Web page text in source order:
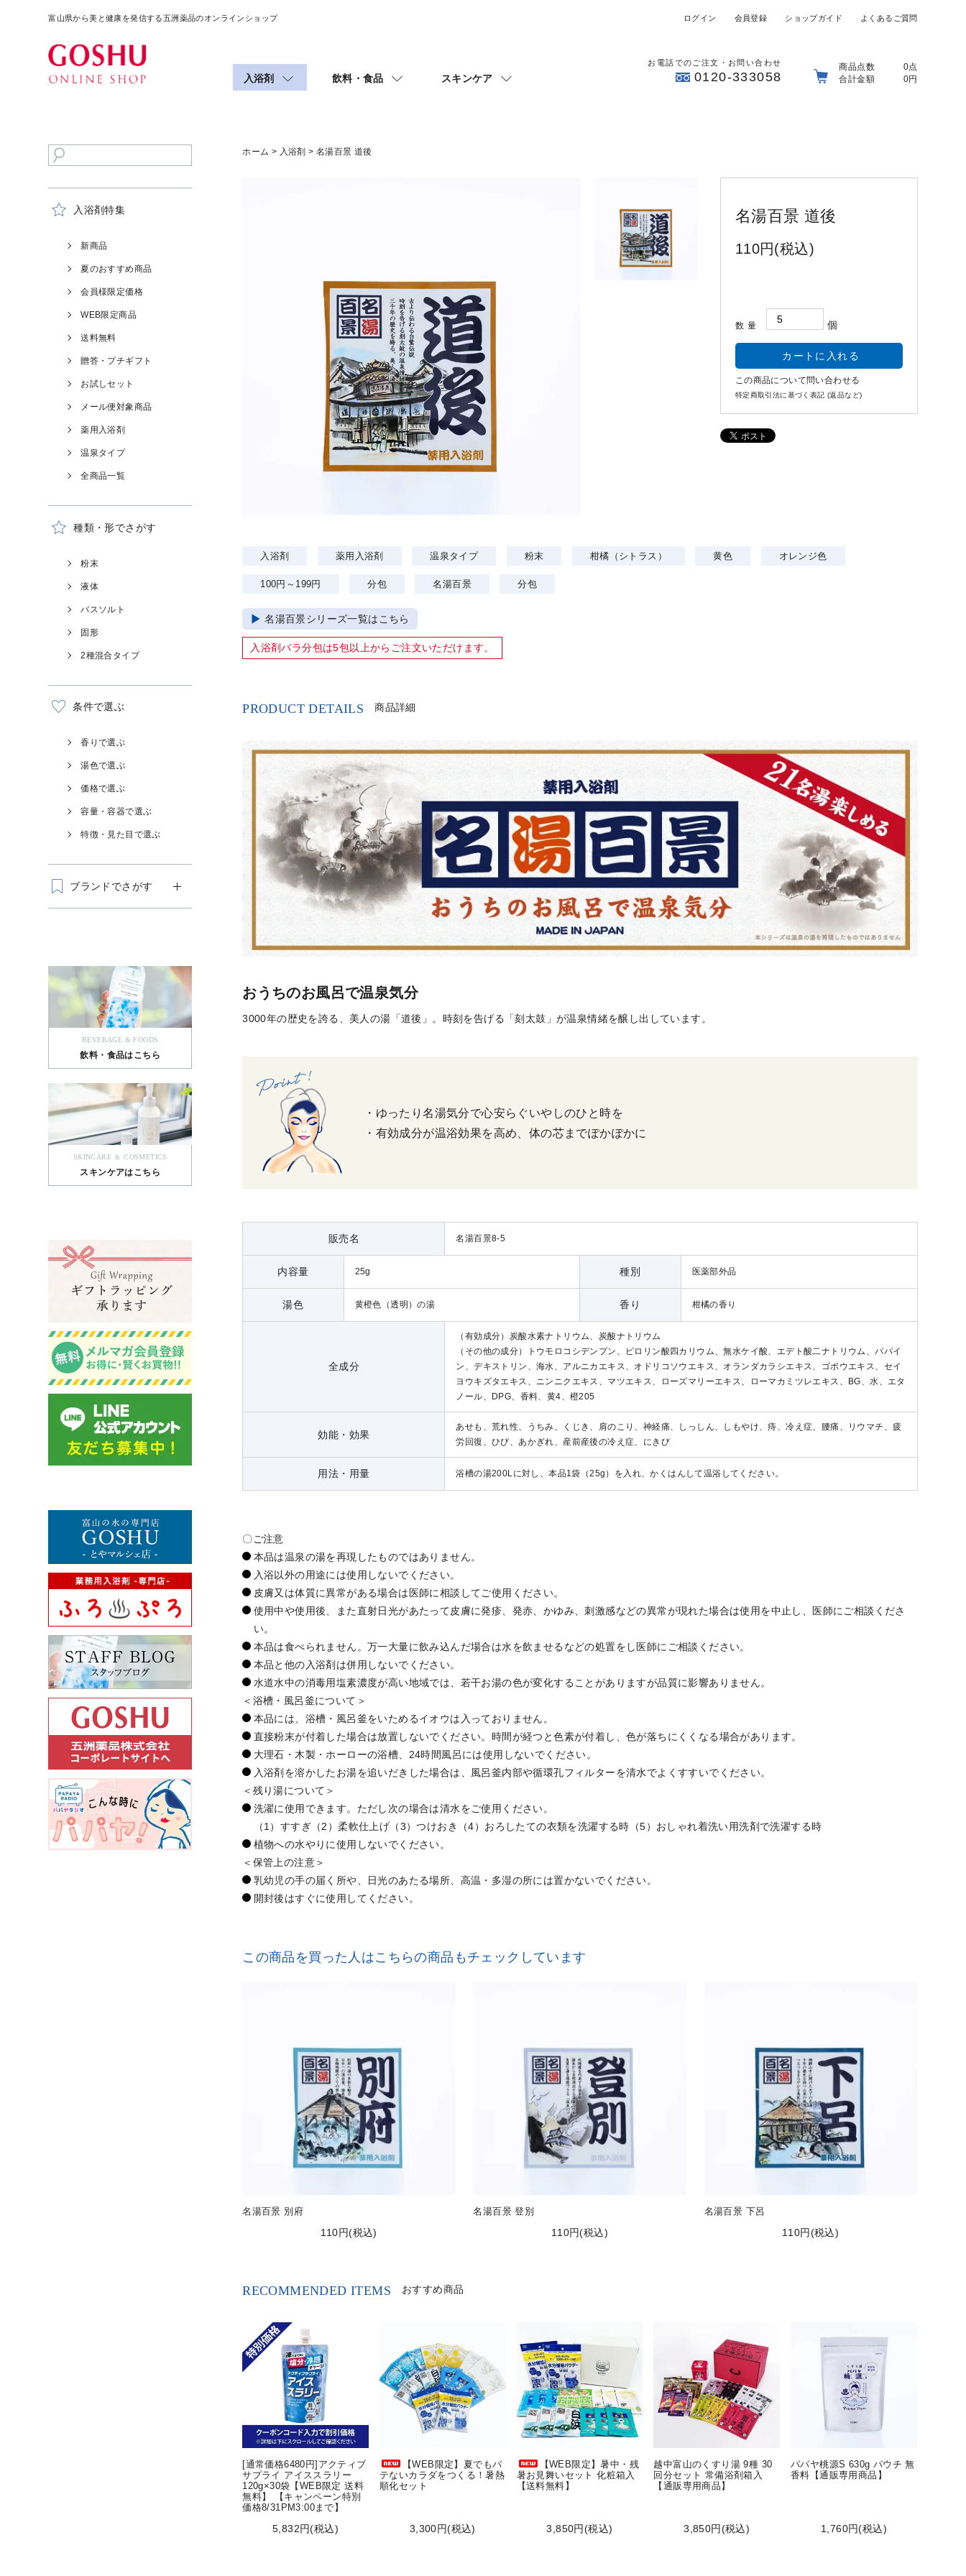
富山県から美と健康を発信する五洲薬品のオンラインショップ ログイン 会員登録 ショップガイド よくあるご質問
入浴剤 飲料・食品 スキンケア
お電話でのご注文・お問い合わせ
0120-333058
商品点数
0点
合計金額
0円
入浴剤特集
新商品
夏のおすすめ商品
会員様限定価格
WEB限定商品
送料無料
贈答・プチギフト
お試しセット
メール便対象商品
薬用入浴剤
温泉タイプ
全商品一覧
種類・形でさがす
粉末
液体
バスソルト
固形
2種混合タイプ
条件で選ぶ
香りで選ぶ
湯色で選ぶ
価格で選ぶ
容量・容器で選ぶ
特徴・見た目で選ぶ
ブランドでさがす
BEVERAGE & FOODS
飲料・食品はこちら
SKINCARE ＆ COSMETICS
スキンケアはこちら
ホーム > 入浴剤 > 名湯百景 道後
名湯百景 道後
110円(税込)
数量 個
この商品について問い合わせる
特定商取引法に基づく表記 (返品など)
入浴剤 薬用入浴剤 温泉タイプ 粉末 柑橘（シトラス） 黄色 オレンジ色
100円～199円 分包 名湯百景 分包
名湯百景シリーズ一覧はこちら
入浴剤バラ分包は5包以上からご注文いただけます。
PRODUCT DETAILS 商品詳細
おうちのお風呂で温泉気分
3000年の歴史を誇る、美人の湯「道後」。時刻を告げる「刻太鼓」が温泉情緒を醸し出しています。
・ゆったり名湯気分で心安らぐいやしのひと時を
・有効成分が温浴効果を高め、体の芯までぽかぽかに
販売名 名湯百景8-5
内容量 25g 種別 医薬部外品
湯色 黄橙色（透明）の湯 香り 柑橘の香り
全成分
（有効成分）炭酸水素ナトリウム、炭酸ナトリウム
（その他の成分）トウモロコシデンプン、ピロリン酸四カリウム、無水ケイ酸、エデト酸二ナトリウム、パパイ
ン、デキストリン、海水、アルニカエキス、オドリコソウエキス、オランダカラシエキス、ゴボウエキス、セイ
ヨウキズタエキス、ニンニクエキス、マツエキス、ローズマリーエキス、ローマカミツレエキス、BG、水、エタ
ノール、DPG、香料、黄4、橙205
効能・効果
あせも、荒れ性、うちみ、くじき、肩のこり、神経痛、しっしん、しもやけ、痔、冷え症、腰痛、リウマチ、疲
労回復、ひび、あかぎれ、産前産後の冷え症、にきび
用法・用量 浴槽の湯200Lに対し、本品1袋（25g）を入れ、かくはんして温浴してください。
〇ご注意
本品は温泉の湯を再現したものではありません。
入浴以外の用途には使用しないでください。
皮膚又は体質に異常がある場合は医師に相談してご使用ください。
使用中や使用後、また直射日光があたって皮膚に発疹、発赤、かゆみ、刺激感などの異常が現れた場合は使用を中止し、医師にご相談くださ
い。
本品は食べられません。万一大量に飲み込んだ場合は水を飲ませるなどの処置をし医師にご相談ください。
本品と他の入浴剤は併用しないでください。
水道水中の消毒用塩素濃度が高い地域では、若干お湯の色が変化することがありますが品質に影響ありません。
＜浴槽・風呂釜について＞
本品には、浴槽・風呂釜をいためるイオウは入っておりません。
直接粉末が付着した場合は放置しないでください。時間が経つと色素が付着し、色が落ちにくくなる場合があります。
大理石・木製・ホーローの浴槽、24時間風呂には使用しないでください。
入浴剤を溶かしたお湯を追いだきした場合は、風呂釜内部や循環孔フィルターを清水でよくすすいでください。
＜残り湯について＞
洗濯に使用できます。ただし次の場合は清水をご使用ください。
（1）すすぎ（2）柔軟仕上げ（3）つけおき（4）おろしたての衣類を洗濯する時（5）おしゃれ着洗い用洗剤で洗濯する時
植物への水やりに使用しないでください。
＜保管上の注意＞
乳幼児の手の届く所や、日光のあたる場所、高温・多湿の所には置かないでください。
開封後はすぐに使用してください。
この商品を買った人はこちらの商品もチェックしています
名湯百景 別府
110円(税込)
名湯百景 登別
110円(税込)
名湯百景 下呂
110円(税込)
RECOMMENDED ITEMS おすすめ商品
[通常価格6480円]アクティブ
サプライ アイススラリー
120g×30袋【WEB限定 送料
無料】 【キャンペーン特別
価格8/31PM3:00まで】
5,832円(税込)
【WEB限定】夏でもバ
テないカラダをつくる！暑熱
順化セット
3,300円(税込)
【WEB限定】暑中・残
暑お見舞いセット 化粧箱入
【送料無料】
3,850円(税込)
越中富山のくすり湯 9種 30
回分セット 常備浴剤箱入
【通販専用商品】
3,850円(税込)
パパヤ桃源S 630g パウチ 無
香料【通販専用商品】
1,760円(税込)